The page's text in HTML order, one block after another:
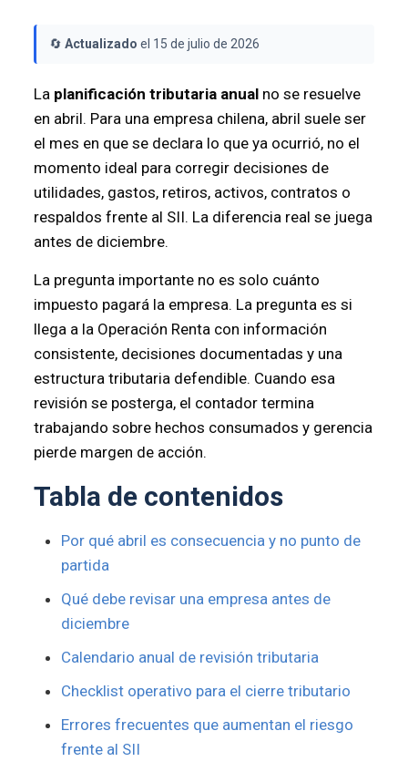
🔄 Actualizado el 15 de julio de 2026
La planificación tributaria anualno se resuelve
en abril. Para una empresa chilena, abril suele ser
el mes en que se declara lo que ya ocurrió, no el
momento ideal para corregir decisiones de
utilidades, gastos, retiros, activos, contratos o
respaldos frente al SII. La diferencia real se juega
antes de diciembre.
La pregunta importante no es solo cuánto
impuesto pagará la empresa. La pregunta es si
llega a la Operación Renta con información
consistente, decisiones documentadas y una
estructura tributaria defendible. Cuando esa
revisión se posterga, el contador termina
trabajando sobre hechos consumados y gerencia
pierde margen de acción.
Tabla de contenidos
Por qué abril es consecuencia y no punto de
partida
Qué debe revisar una empresa antes de
diciembre
Calendario anual de revisión tributaria
Checklist operativo para el cierre tributario
Errores frecuentes que aumentan el riesgo
frente al SII